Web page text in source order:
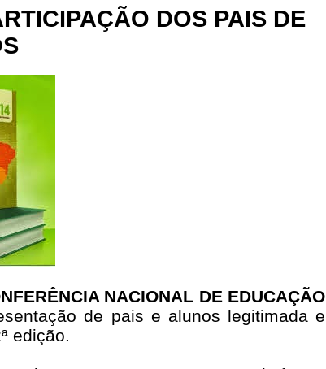
DOS PAIS DE
NACIONAL DE EDUCAÇÃO
de pais e alunos legitimada e
edição.